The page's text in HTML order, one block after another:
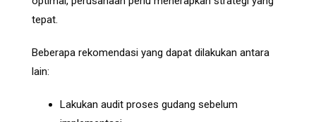
tepat.
Beberapa rekomendasi yang dapat dilakukan antara
lain:
Lakukan audit proses gudang sebelum